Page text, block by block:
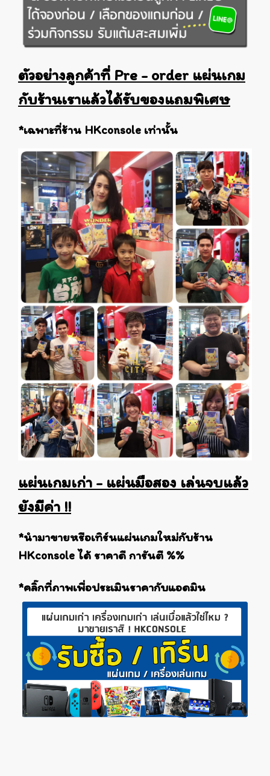
ตัวอย่างลูกค้าที่ Pre - order แผ่นเกม
กับร้านเราแล้วได้รับของแถมพิเศษ
*เฉพาะที่ร้าน HKconsole เท่านั้น
แผ่นเกมเก่า - แผ่นมือสอง เล่นจบแล้ว
ยังมีค่า !!
*นำมาขายหรือเทิร์นแผ่นเกมใหม่กับร้าน
HKconsole ได้ ราคาดี การันตี %%
*คลิ๊กที่ภาพเพื่อประเมินราคากับแอดมิน